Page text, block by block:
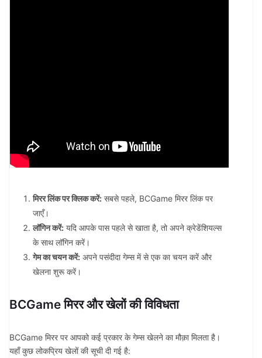
मिरर लिंक पर क्लिक करें: सबसे पहले, BCGame मिरर लिंक पर
जाएँ।
लॉगिन करें: यदि आपके पास पहले से खाता है, तो अपने क्रेडेंशियल्स
के साथ लॉगिन करें।
गेम का चयन करें: अपने पसंदीदा गेम्स में से एक का चयन करें और
खेलना शुरू करें।
BCGame मिरर और खेलों की विविधता
BCGame मिरर पर आपको कई प्रकार के गेम्स खेलने का मौक़ा मिलता है।
यहाँ कुछ लोकप्रिय खेलों की सूची दी गई है: